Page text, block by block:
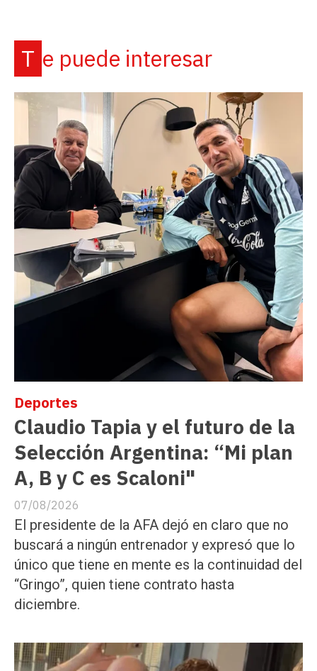
Te puede interesar
Claudio Tapia y el futuro de la
Selección Argentina: “Mi plan
A, B y C es Scaloni"
Deportes
07/08/2026
El presidente de la AFA dejó en claro que no
buscará a ningún entrenador y expresó que lo
único que tiene en mente es la continuidad del
“Gringo”, quien tiene contrato hasta
diciembre.